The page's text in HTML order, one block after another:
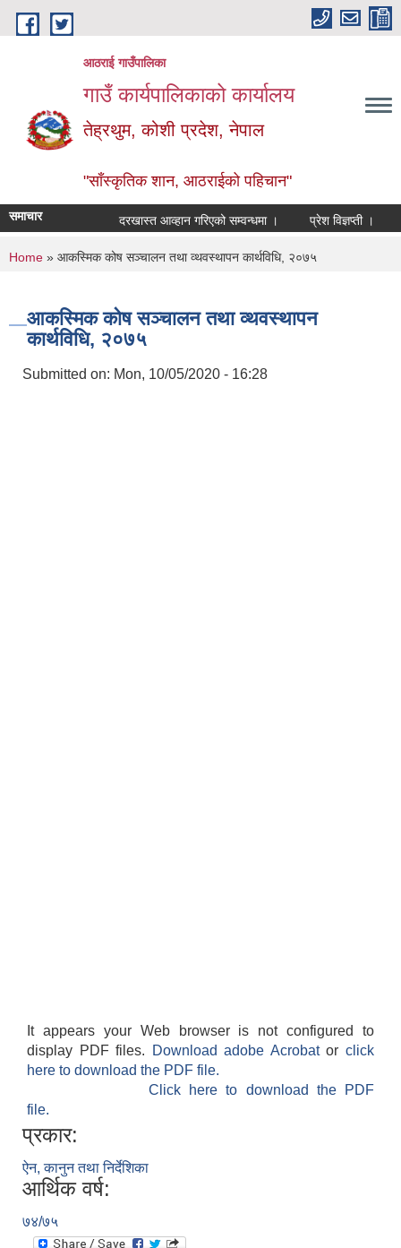
Skip to main content
आठराई गाउँपालिका
गाउँ कार्यपालिकाको कार्यालय
तेह्रथुम, कोशी प्रदेश, नेपाल
"साँस्कृतिक शान, आठराईको पहिचान"
समाचार दरखास्त आव्हान गरिएको सम्वन्धमा । प्रेश विज्ञप्ती ।
You are here
Home » आकस्मिक कोष सञ्चालन तथा व्थवस्थापन कार्थविधि, २०७५
आकस्मिक कोष सञ्चालन तथा व्थवस्थापन
कार्थविधि, २०७५
Submitted on: Mon, 10/05/2020 - 16:28
It appears your Web browser is not configured to
display PDF files.
Download adobe Acrobatorclick
here to download the PDF file.
Click here to download the PDF
file.
प्रकार:
ऐन, कानुन तथा निर्देशिका
आर्थिक वर्ष:
७४/७५